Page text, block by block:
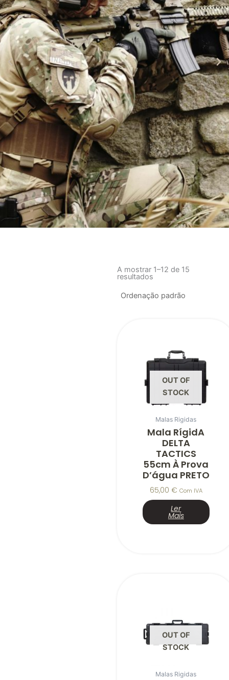
A mostrar 1–12 de 15
resultados
OUT OF
STOCK
Malas Rigidas
Mala RígidA
DELTA
TACTICS
55cm À Prova
D’água PRETO
65,00 € Com IVA
Ler
Mais
OUT OF
STOCK
Malas Rigidas